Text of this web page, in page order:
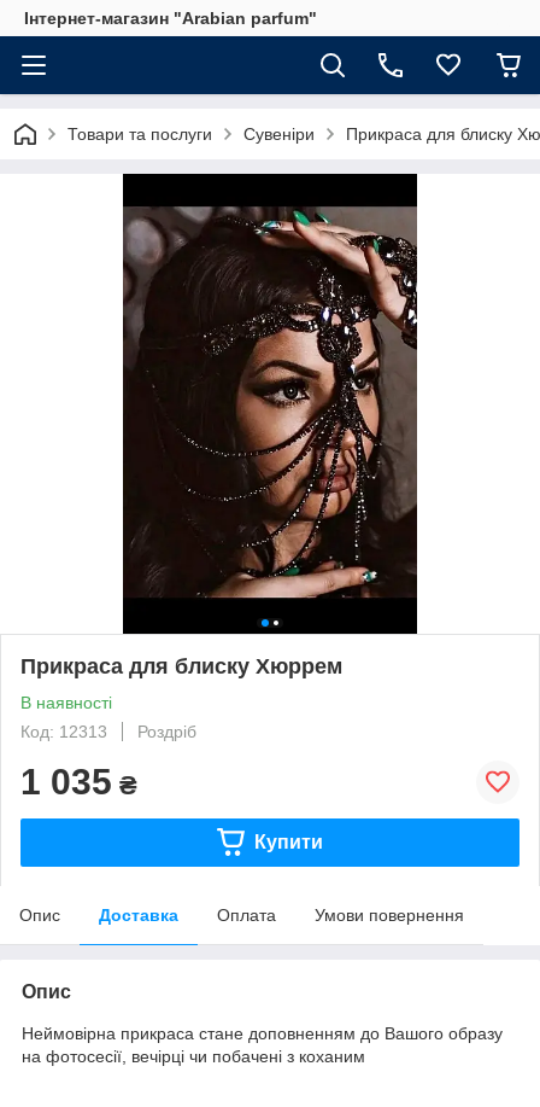
Інтернет-магазин "Arabian parfum"
Товари та послуги Сувеніри Прикраса для блиску
Прикраса для блиску Хюррем
В наявності
Код: 12313
Роздріб
1 035 ₴
Купити
Опис Доставка Оплата Умови повернення
Опис
​Неймовірна прикраса стане доповненням до Вашого образу
на фотосесії, вечірці чи побачені з коханим